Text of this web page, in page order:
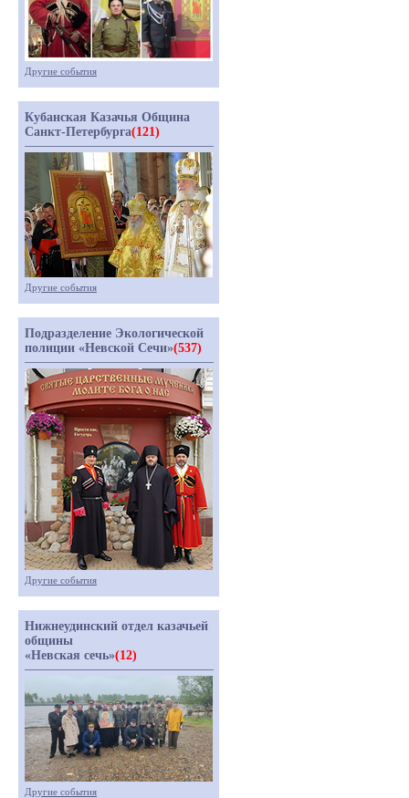
Другие события
Кубанская Казачья Община
Санкт-Петербурга(121)
Другие события
Подразделение Экологической
полиции «Невской Сечи»(537)
Другие события
Нижнеудинский отдел казачьей
общины
«Невская сечь»(12)
Другие события